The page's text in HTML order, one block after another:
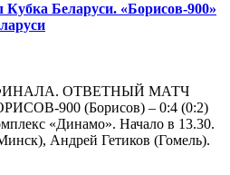
Беларуси. «Борисов-900»
ОТВЕТНЫЙ МАТЧ
900 (Борисов) – 0:4 (0:2)
«Динамо». Начало в 13.30.
Андрей Гетиков (Гомель).